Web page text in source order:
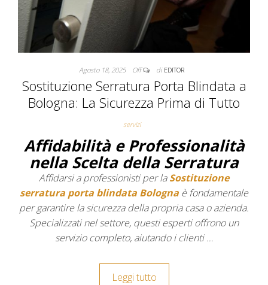
Agosto 18, 2025 Off di EDITOR
Sostituzione Serratura Porta Blindata a
Bologna: La Sicurezza Prima di Tutto
servizi
Affidabilità e Professionalità
nella Scelta della Serratura
Affidarsi a professionisti per laSostituzione
serratura porta blindata Bologna è fondamentale
per garantire la sicurezza della propria casa o azienda.
Specializzati nel settore, questi esperti offrono un
servizio completo, aiutando i clienti …
Leggi tutto